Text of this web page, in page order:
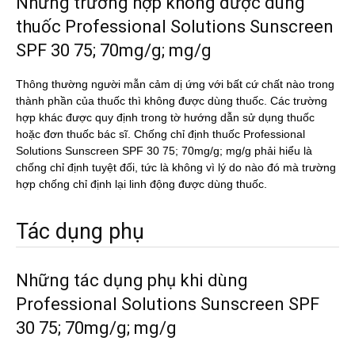
thuốc Professional Solutions Sunscreen
SPF 30 75; 70mg/g; mg/g
Thông thường người mẫn cảm dị ứng với bất cứ chất nào trong
thành phần của thuốc thì không được dùng thuốc. Các trường
hợp khác được quy định trong tờ hướng dẫn sử dụng thuốc
hoặc đơn thuốc bác sĩ. Chống chỉ định thuốc Professional
Solutions Sunscreen SPF 30 75; 70mg/g; mg/g phải hiểu là
chống chỉ định tuyệt đối, tức là không vì lý do nào đó mà trường
hợp chống chỉ định lại linh động được dùng thuốc.
Tác dụng phụ
Những tác dụng phụ khi dùng
Professional Solutions Sunscreen SPF
30 75; 70mg/g; mg/g